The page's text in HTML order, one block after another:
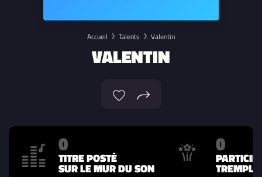
Accueil Talents Valentin
VALENTIN
0
TITRE POSTÉ
SUR LE MUR DU SON
0